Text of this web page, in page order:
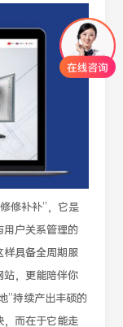
修补补”，它是
户关系管理的
样具备全周期服
站，更能陪伴你
”持续产出丰硕的
，而在于它能走